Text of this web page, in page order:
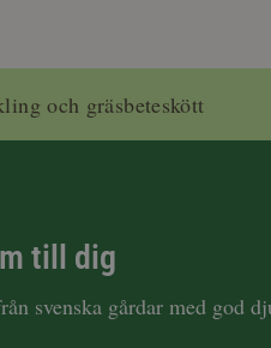
och gräsbeteskött
till dig
svenska gårdar med god